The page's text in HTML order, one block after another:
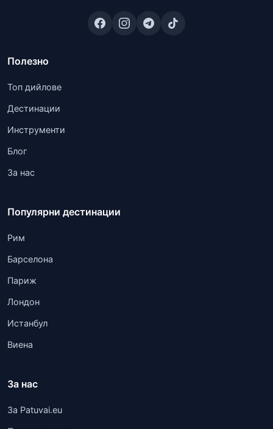
Полезно
Топ дийлове
Дестинации
Инструменти
Блог
За нас
Популярни дестинации
Рим
Барселона
Париж
Лондон
Истанбул
Виена
За нас
За Patuvai.eu